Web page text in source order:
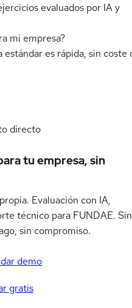
evaluados por IA y
mi empresa?
es rápida, sin coste
directo
tu empresa, sin
Evaluación con IA,
técnico para FUNDAE. Sin
sin compromiso.
demo
gratis